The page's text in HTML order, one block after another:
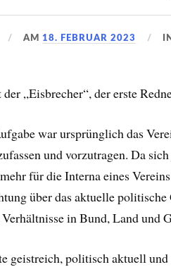
AM18. FEBRUAR 2023
„Eisbrecher“, der erste
war ursprünglich das
und vorzutragen. Da
für die Interna eines
über das aktuelle
in Bund, Land und
geistreich, politisch aktuell